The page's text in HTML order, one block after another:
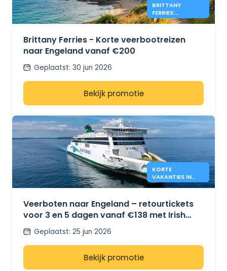
BRITTANY
FERRIES:
AANBIEDINGEN
VANAF €200
Brittany Ferries - Korte veerbootreizen
naar Engeland vanaf €200
Geplaatst: 30 jun 2026
Bekijk promotie
KORTE
VAKANTIES IN
ENGELAND MET
€138*
Veerboten naar Engeland – retourtickets
voor 3 en 5 dagen vanaf €138 met Irish
Ferries
Geplaatst: 25 jun 2026
Bekijk promotie